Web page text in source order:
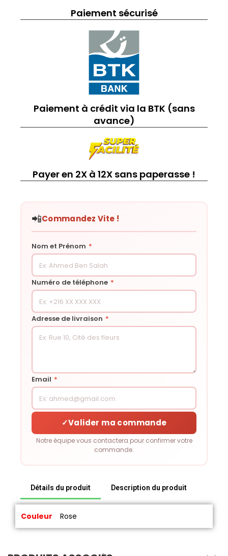
Paiement sécurisé
Paiement à crédit via la BTK (sans
avance)
Payer en 2X à 12X sans paperasse !
📲Commandez Vite !
Nom et Prénom *
Numéro de téléphone *
Adresse de livraison *
Email *
✓Valider ma commande
Notre équipe vous contactera pour confirmer votre
commande.
Détails du produit Description du produit
Couleur Rose